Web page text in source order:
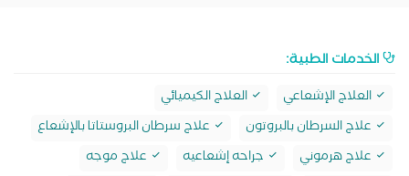
الخدمات الطبية:
العلاج الإشعاعي
العلاج الكيميائي
علاج السرطان بالبروتون
علاج سرطان البروستاتا بالإشعاع
علاج هرموني
جراحه إشعاعيه
علاج موجه